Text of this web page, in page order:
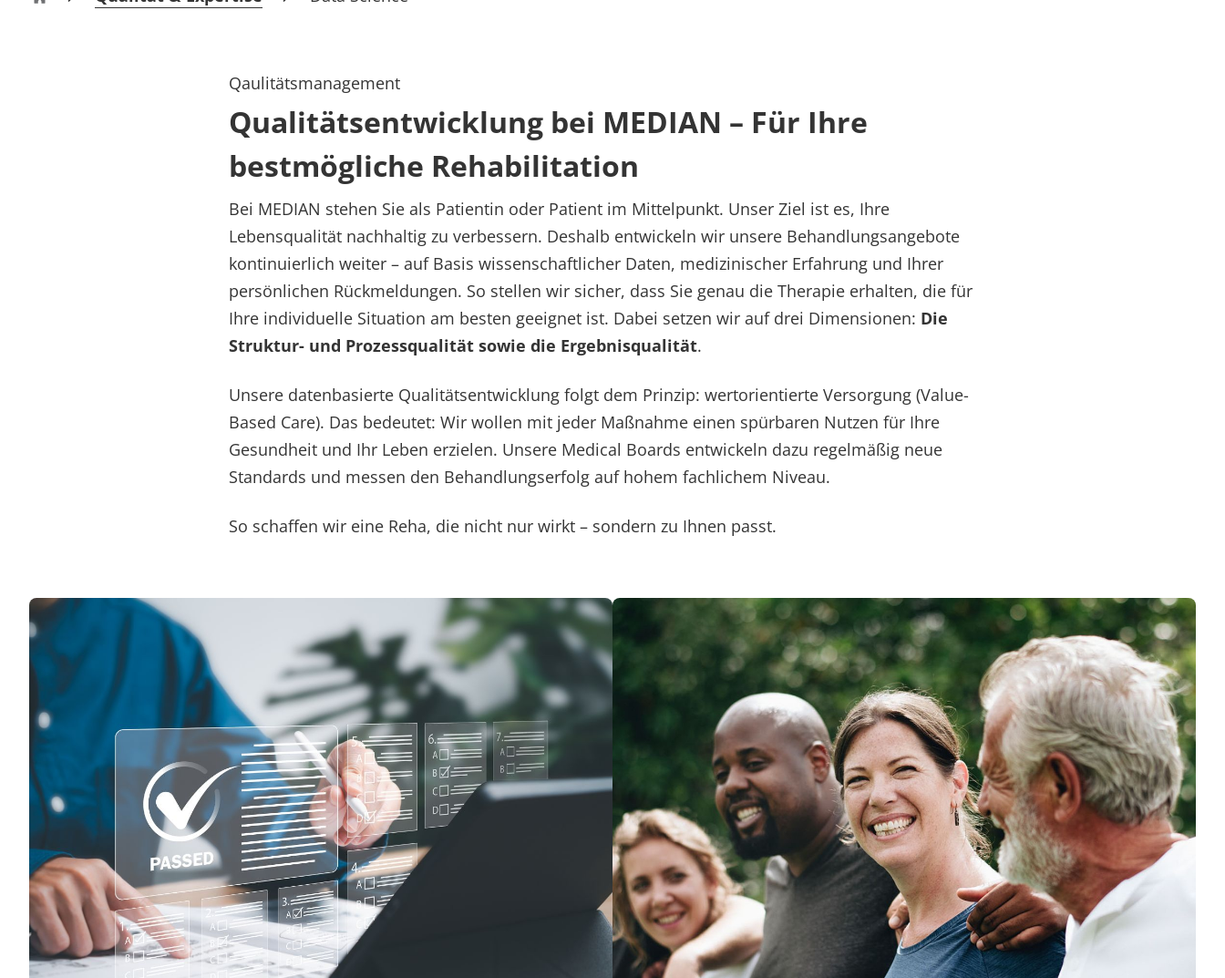
Rheumatologie
MEDIAN Kliniken
Qaulitätsmanagement
Qualitätsentwicklung bei MEDIAN – Für Ihre
bestmögliche Rehabilitation
Bei MEDIAN stehen Sie als Patientin oder Patient im Mittelpunkt. Unser Ziel ist es, Ihre
Lebensqualität nachhaltig zu verbessern. Deshalb entwickeln wir unsere Behandlungsangebote
kontinuierlich weiter – auf Basis wissenschaftlicher Daten, medizinischer Erfahrung und Ihrer
persönlichen Rückmeldungen. So stellen wir sicher, dass Sie genau die Therapie erhalten, die für
Ihre individuelle Situation am besten geeignet ist. Dabei setzen wir auf drei Dimensionen: Die
Struktur- und Prozessqualität sowie die Ergebnisqualität.
Unsere datenbasierte Qualitätsentwicklung folgt dem Prinzip: wertorientierte Versorgung (Value-
Based Care). Das bedeutet: Wir wollen mit jeder Maßnahme einen spürbaren Nutzen für Ihre
Gesundheit und Ihr Leben erzielen. Unsere Medical Boards entwickeln dazu regelmäßig neue
Standards und messen den Behandlungserfolg auf hohem fachlichem Niveau.
So schaffen wir eine Reha, die nicht nur wirkt – sondern zu Ihnen passt.